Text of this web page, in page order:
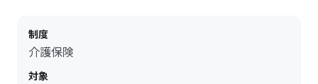
制度
介護保険
対象